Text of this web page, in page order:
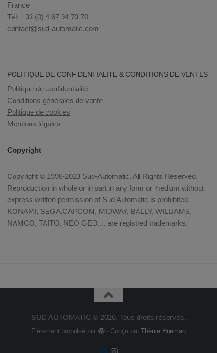
France
Tél: +33 (0) 4 67 94 73 70
contact@sud-automatic.com
POLITIQUE DE CONFIDENTIALITÉ & CONDITIONS DE VENTES
Politique de confidentialité
Conditions générales de vente
Politique de cookies
Mentions légales
Copyright
Copyright © 1998-2023 Sud-Automatic. All Rights Reserved.
Reproduction in whole or in part in any form or medium without
express written permission of Sud Automatic is prohibited.
KONAMI, SEGA,CAPCOM, MIDWAY, BALLY, WILLIAMS,
NAMCO, TAITO, NEO GEO.... are registred trademarks.
SUD AUTOMATIC © 2026. Tous droits réservés.
Fièrement propulsé par - Conçu par Thème Hueman